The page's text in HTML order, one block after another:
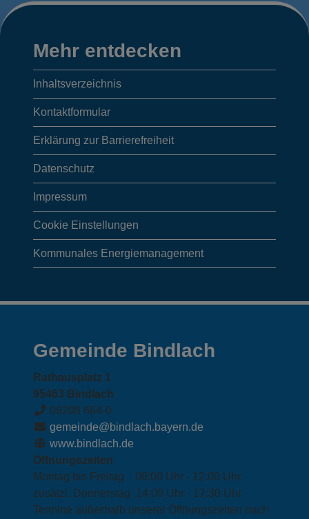
Mehr
entdecken,
Anschrift/
Öffnungszeiten
der
Gemeinde
und
Webcams
Mehr entdecken
Inhaltsverzeichnis
Kontaktformular
Erklärung zur Barrierefreiheit
Datenschutz
Impressum
Cookie Einstellungen
Kommunales Energiemanagement
Gemeinde Bindlach
Rathausplatz 1
95463 Bindlach
09208 664-0
gemeinde@bindlach.bayern.de
www.bindlach.de
Öffnungszeiten
Montag bis Freitag 08:00 Uhr - 12:00 Uhr
zusätzl. Donnerstag 14:00 Uhr - 17:30 Uhr
Termine außerhalb unserer Öffnungszeiten nach